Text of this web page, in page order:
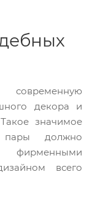
декора и
значимое
должно
фирменными
всего